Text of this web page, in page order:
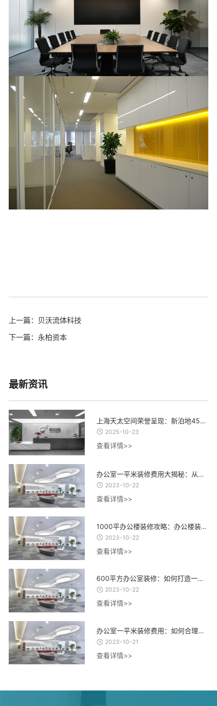
上一篇：贝沃流体科技
下一篇：永柏资本
最新资讯
上海天太空间荣誉呈现：新泊地4500㎡总部科研办公一体化空间圆满交付
2025-10-23
查看详情>>
办公室一平米装修费用大揭秘：从设计到材料，了解每一项费用的合理估算
2023-10-22
查看详情>>
1000平办公楼装修攻略：办公楼装修设计、材料选择与施工流程全指南
2023-10-22
查看详情>>
600平方办公室装修：如何打造一个高效、舒适、创意的办公环境？
2023-10-22
查看详情>>
办公室一平米装修费用：如何合理控制装修成本，实现精致办公空间的经济建设
2023-10-21
查看详情>>